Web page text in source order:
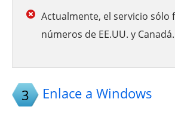
Actualmente, el servicio sólo
números de EE.UU. y Canadá.
3 Enlace a Windows